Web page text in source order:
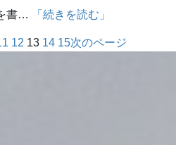
書…
「続きを読む」
12 13 14 15次のページ